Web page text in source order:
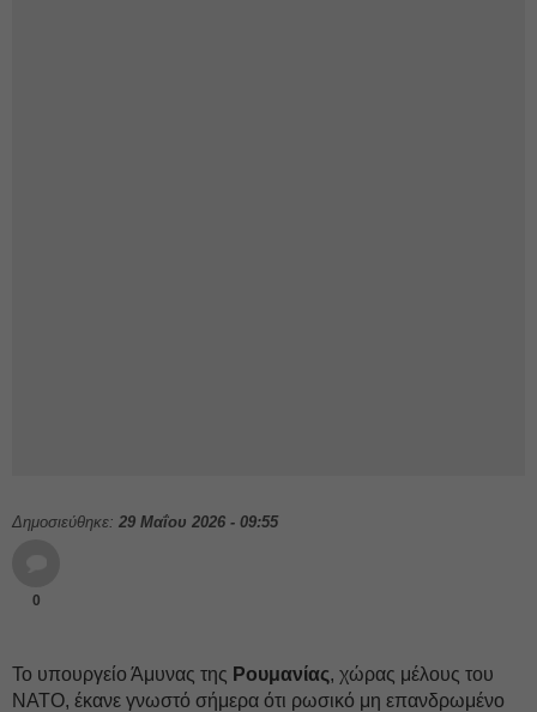
Δημοσιεύθηκε: 29 Μαΐου 2026 - 09:55
0
Το υπουργείο Άμυνας της Ρουμανίας, χώρας μέλους του
NATO, έκανε γνωστό σήμερα ότι ρωσικό μη επανδρωμένο